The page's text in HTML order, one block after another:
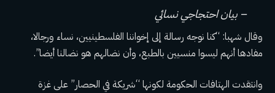
– بيان احتجاجي نسائي
وقال شهبا: “كنا نوجه رسالة إلى إخواننا الفلسطينيين، نساء ورجالا،
مفادها أنهم ليسوا منسيين بالطبع، وأن نضالهم هو نضالنا أيضا”.
وانتقدت الهتافات الحكومة لكونها “شريكة في الحصار” على غزة